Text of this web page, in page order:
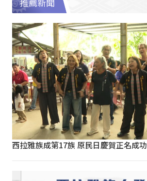
推薦新聞
西拉雅族成第17族 原民日慶賀正名成功